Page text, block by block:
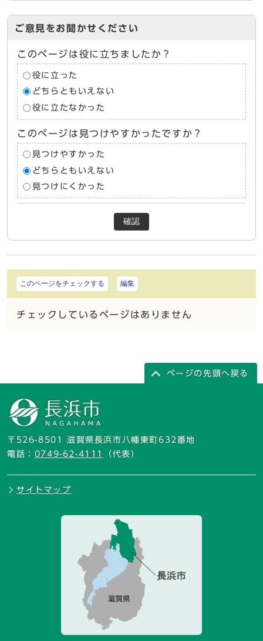
ご意見をお聞かせください
このページは役に立ちましたか？
役に立った
どちらともいえない
役に立たなかった
このページは見つけやすかったですか？
見つけやすかった
どちらともいえない
見つけにくかった
確認
このページをチェックする 編集
チェックしているページはありません
ページの先頭へ戻る
〒526-8501 滋賀県長浜市八幡東町632番地
電話： 0749-62-4111 （代表）
サイトマップ